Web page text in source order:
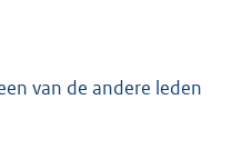
van de andere leden